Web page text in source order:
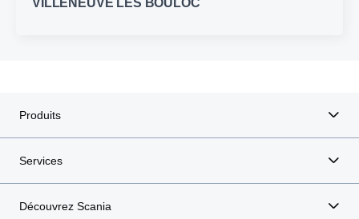
Produits
Services
Découvrez Scania